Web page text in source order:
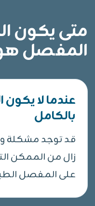
متى يكون
المفصل
عندما لا
بالكامل
قد توجد مشكلة
زال من الممكن
على المفصل